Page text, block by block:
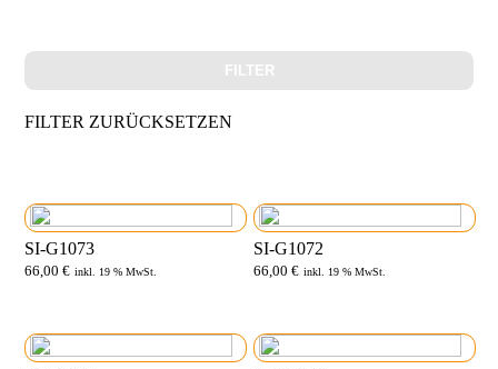
FILTER
FILTER ZURÜCKSETZEN
SI-G1073
66,00€ inkl. 19 % MwSt.
SI-G1072
66,00€ inkl. 19 % MwSt.